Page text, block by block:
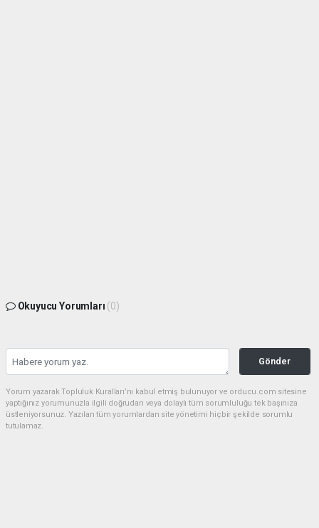
Okuyucu Yorumları (0)
Gönder
Yorum yazarak Topluluk Kuralları’nı kabul etmiş bulunuyor ve orducu.com sitesine
yaptığınız yorumunuzla ilgili doğrudan veya dolaylı tüm sorumluluğu tek başınıza
üstleniyorsunuz. Yazılan tüm yorumlardan site yönetimi hiçbir şekilde sorumlu
tutulamaz.